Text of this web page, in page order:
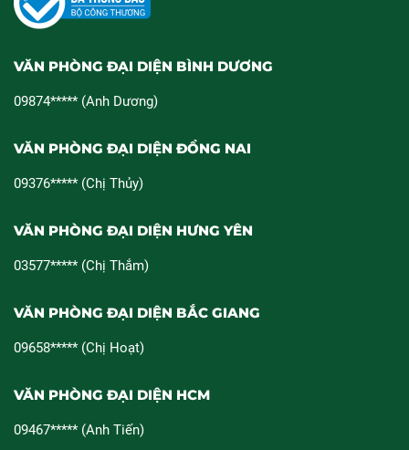
VĂN PHÒNG ĐẠI DIỆN BÌNH DƯƠNG
09874***** (Anh Dương)
VĂN PHÒNG ĐẠI DIỆN ĐỒNG NAI
09376***** (Chị Thủy)
VĂN PHÒNG ĐẠI DIỆN HƯNG YÊN
03577***** (Chị Thắm)
VĂN PHÒNG ĐẠI DIỆN BẮC GIANG
09658***** (Chị Hoạt)
VĂN PHÒNG ĐẠI DIỆN HCM
09467***** (Anh Tiến)